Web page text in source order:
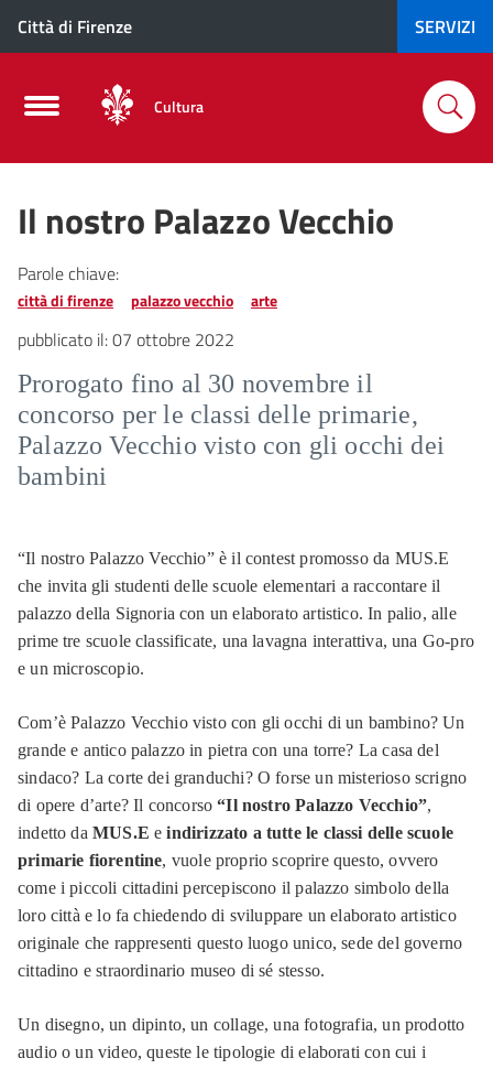
Città di Firenze SERVIZI
Cultura
Il nostro Palazzo Vecchio
Parole chiave:
città di firenze palazzo vecchio arte
pubblicato il:07 ottobre 2022
Prorogato fino al 30 novembre il
concorso per le classi delle primarie,
Palazzo Vecchio visto con gli occhi dei
bambini
“Il nostro Palazzo Vecchio” è il contest promosso da MUS.E
che invita gli studenti delle scuole elementari a raccontare il
palazzo della Signoria con un elaborato artistico. In palio, alle
prime tre scuole classificate, una lavagna interattiva, una Go-pro
e un microscopio.
Com’è Palazzo Vecchio visto con gli occhi di un bambino? Un
grande e antico palazzo in pietra con una torre? La casa del
sindaco? La corte dei granduchi? O forse un misterioso scrigno
di opere d’arte? Il concorso“Il nostro Palazzo Vecchio”,
indetto da MUS.E eindirizzato a tutte le classi delle scuole
primarie fiorentine, vuole proprio scoprire questo, ovvero
come i piccoli cittadini percepiscono il palazzo simbolo della
loro città e lo fa chiedendo di sviluppare un elaborato artistico
originale che rappresenti questo luogo unico, sede del governo
cittadino e straordinario museo di sé stesso.
Un disegno, un dipinto, un collage, una fotografia, un prodotto
audio o un video, queste le tipologie di elaborati con cui i